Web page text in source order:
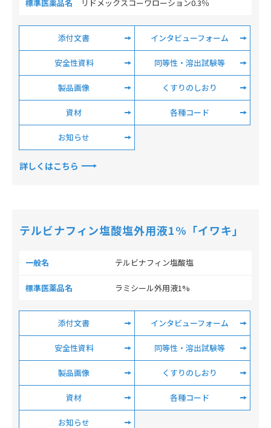
標準医薬品名 リドメックスコーワローション0.3％
添付文書 インタビューフォーム
安全性資料 同等性・溶出試験等
製品画像 くすりのしおり
資材 各種コード
お知らせ
詳しくはこちら
テルビナフィン塩酸塩外用液1%「イワキ」
一般名 テルビナフィン塩酸塩
標準医薬品名 ラミシール外用液1%
添付文書 インタビューフォーム
安全性資料 同等性・溶出試験等
製品画像 くすりのしおり
資材 各種コード
お知らせ